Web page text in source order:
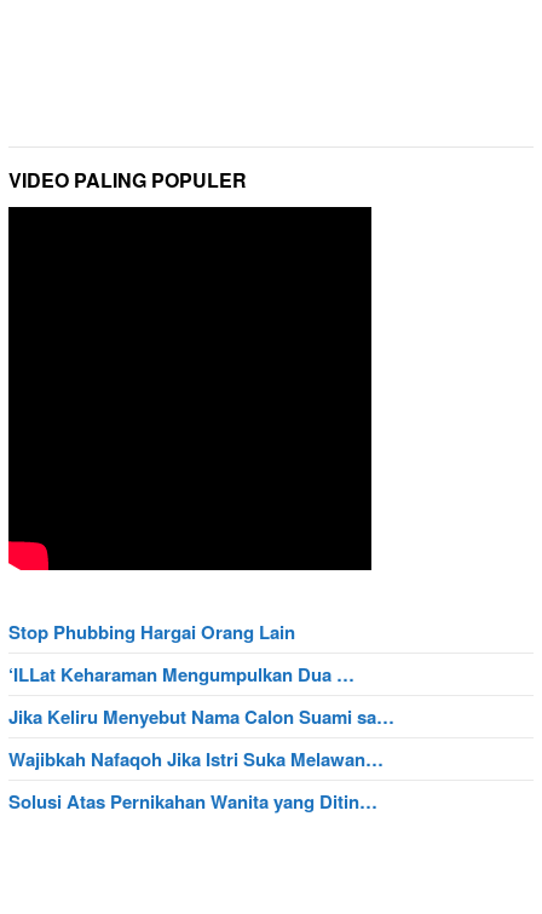
VIDEO PALING POPULER
Stop Phubbing Hargai Orang Lain
‘ILLat Keharaman Mengumpulkan Dua …
Jika Keliru Menyebut Nama Calon Suami sa…
Wajibkah Nafaqoh Jika Istri Suka Melawan…
Solusi Atas Pernikahan Wanita yang Ditin…